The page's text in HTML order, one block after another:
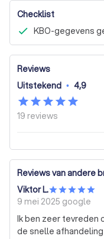
Checklist
KBO-gegevens
Reviews
Uitstekend • 4,9
19 reviews
Reviews van andere
Viktor L.
9 mei 2025 google
Ik ben zeer tevreden
de snelle